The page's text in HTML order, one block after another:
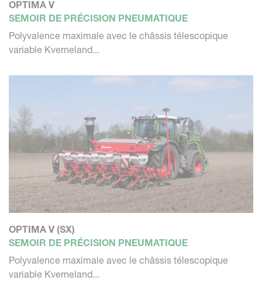
OPTIMA V
SEMOIR DE PRÉCISION PNEUMATIQUE
Polyvalence maximale avec le châssis télescopique
variable Kverneland...
OPTIMA V (SX)
SEMOIR DE PRÉCISION PNEUMATIQUE
Polyvalence maximale avec le châssis télescopique
variable Kverneland...